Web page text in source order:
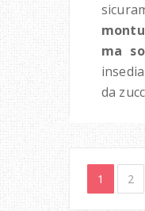
ma
da
1 2